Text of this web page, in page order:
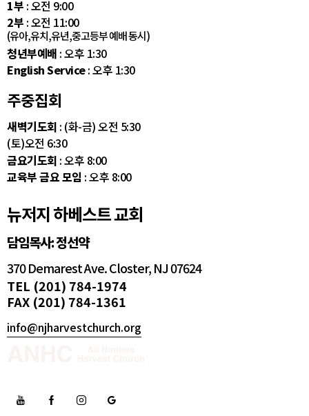
1부 : 오전 9:00
2부 : 오전 11:00
(유아,유치,유년,중고등부 예배 동시)
청년부예배 : 오후 1:30
English Service: 오후 1:30
주중집회
새벽기도회 : (화-금) 오전 5:30
(토)오전 6:30
금요기도회 : 오후 8:00
교육부 금요 모임 : 오후 8:00
뉴저지 하베스트 교회
담임목사: 정선약
370 Demarest Ave. Closter, NJ 07624
TEL (201) 784-1974
FAX (201) 784-1361
info@njharvestchurch.org